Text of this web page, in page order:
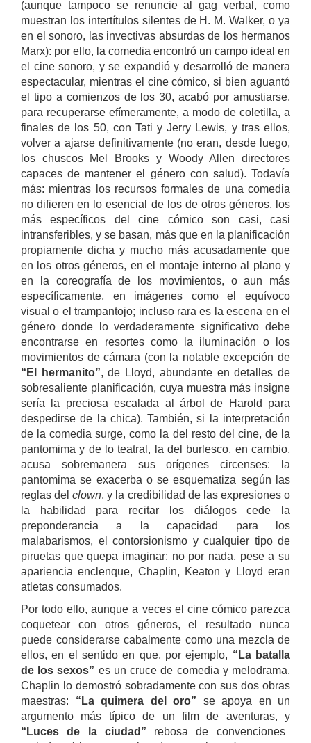
(aunque tampoco se renuncie al gag verbal, como
muestran los intertítulos silentes de H. M. Walker, o ya
en el sonoro, las invectivas absurdas de los hermanos
Marx): por ello, la comedia encontró un campo ideal en
el cine sonoro, y se expandió y desarrolló de manera
espectacular, mientras el cine cómico, si bien aguantó
el tipo a comienzos de los 30, acabó por amustiarse,
para recuperarse efímeramente, a modo de coletilla, a
finales de los 50, con Tati y Jerry Lewis, y tras ellos,
volver a ajarse definitivamente (no eran, desde luego,
los chuscos Mel Brooks y Woody Allen directores
capaces de mantener el género con salud). Todavía
más: mientras los recursos formales de una comedia
no difieren en lo esencial de los de otros géneros, los
más específicos del cine cómico son casi, casi
intransferibles, y se basan, más que en la planificación
propiamente dicha y mucho más acusadamente que
en los otros géneros, en el montaje interno al plano y
en la coreografía de los movimientos, o aun más
específicamente, en imágenes como el equívoco
visual o el trampantojo; incluso rara es la escena en el
género donde lo verdaderamente significativo debe
encontrarse en resortes como la iluminación o los
movimientos de cámara (con la notable excepción de
“El hermanito”, de Lloyd, abundante en detalles de
sobresaliente planificación, cuya muestra más insigne
sería la preciosa escalada al árbol de Harold para
despedirse de la chica). También, si la interpretación
de la comedia surge, como la del resto del cine, de la
pantomima y de lo teatral, la del burlesco, en cambio,
acusa sobremanera sus orígenes circenses: la
pantomima se exacerba o se esquematiza según las
reglas delclown, y la credibilidad de las expresiones o
la habilidad para recitar los diálogos cede la
preponderancia a la capacidad para los
malabarismos, el contorsionismo y cualquier tipo de
piruetas que quepa imaginar: no por nada, pese a su
apariencia enclenque, Chaplin, Keaton y Lloyd eran
atletas consumados.
Por todo ello, aunque a veces el cine cómico parezca
coquetear con otros géneros, el resultado nunca
puede considerarse cabalmente como una mezcla de
ellos, en el sentido en que, por ejemplo, “La batalla
de los sexos” es un cruce de comedia y melodrama.
Chaplin lo demostró sobradamente con sus dos obras
maestras: “La quimera del oro” se apoya en un
argumento más típico de un film de aventuras, y
“Luces de la ciudad” rebosa de convenciones